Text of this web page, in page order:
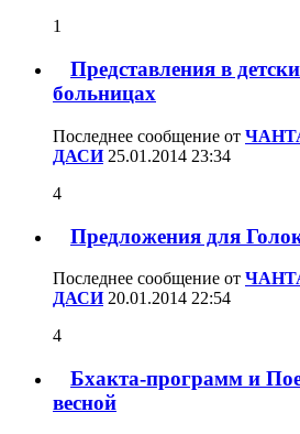
1
Представления в
больницах
Последнее сообщение от
ДАСИ25.01.2014 23:34
4
Предложения для
Последнее сообщение от
ДАСИ20.01.2014 22:54
4
Бхакта-программ и
весной